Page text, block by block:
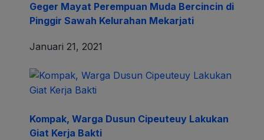
Geger Mayat Perempuan Muda Bercincin di
Pinggir Sawah Kelurahan Mekarjati
Januari 21, 2021
Kompak, Warga Dusun Cipeuteuy Lakukan
Giat Kerja Bakti